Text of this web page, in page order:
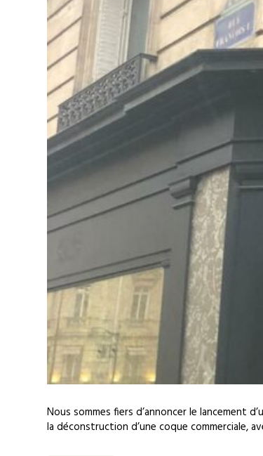
Nous sommes fiers d’annoncer le lancement
la déconstruction d’une coque commerciale,